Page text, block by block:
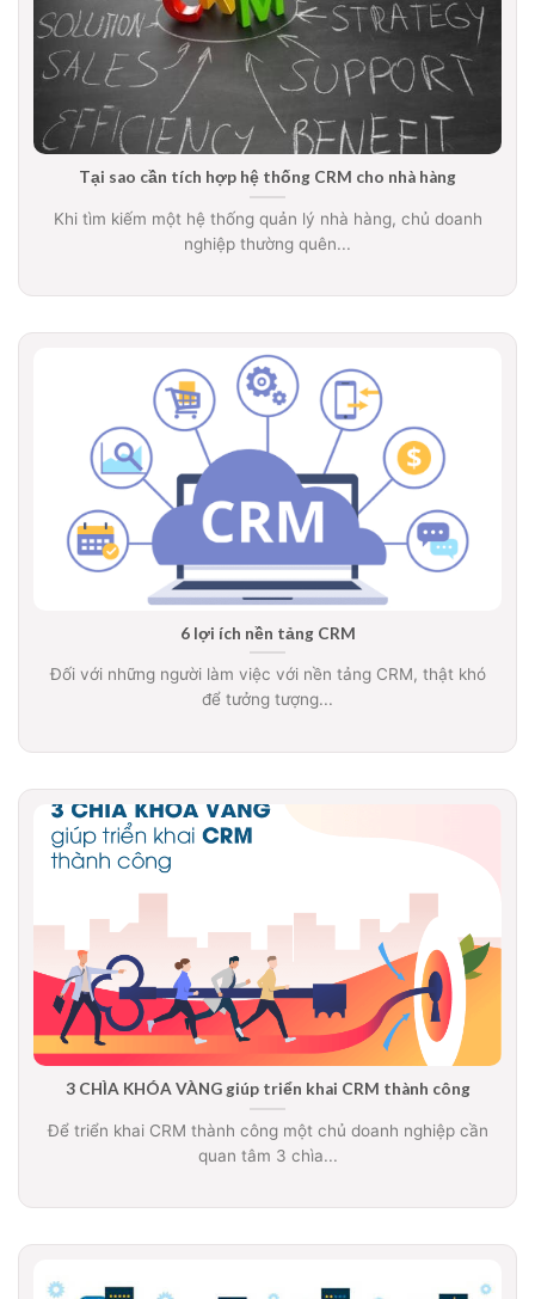
Tại sao cần tích hợp hệ thống CRM cho nhà hàng
Khi tìm kiếm một hệ thống quản lý nhà hàng, chủ doanh
nghiệp thường quên...
6 lợi ích nền tảng CRM
Đối với những người làm việc với nền tảng CRM, thật khó
để tưởng tượng...
3 CHÌA KHÓA VÀNG giúp triển khai CRM thành công
Để triển khai CRM thành công một chủ doanh nghiệp cần
quan tâm 3 chìa...